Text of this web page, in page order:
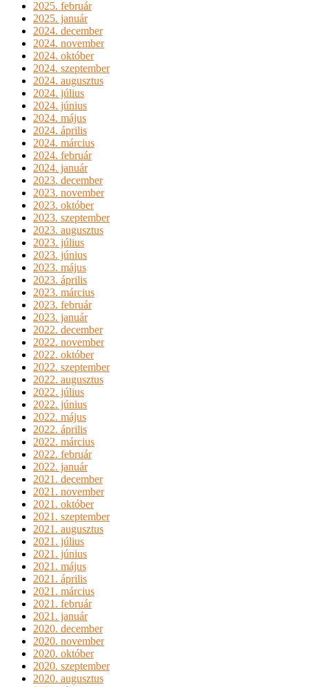
2025. február
2025. január
2024. december
2024. november
2024. október
2024. szeptember
2024. augusztus
2024. július
2024. június
2024. május
2024. április
2024. március
2024. február
2024. január
2023. december
2023. november
2023. október
2023. szeptember
2023. augusztus
2023. július
2023. június
2023. május
2023. április
2023. március
2023. február
2023. január
2022. december
2022. november
2022. október
2022. szeptember
2022. augusztus
2022. július
2022. június
2022. május
2022. április
2022. március
2022. február
2022. január
2021. december
2021. november
2021. október
2021. szeptember
2021. augusztus
2021. július
2021. június
2021. május
2021. április
2021. március
2021. február
2021. január
2020. december
2020. november
2020. október
2020. szeptember
2020. augusztus